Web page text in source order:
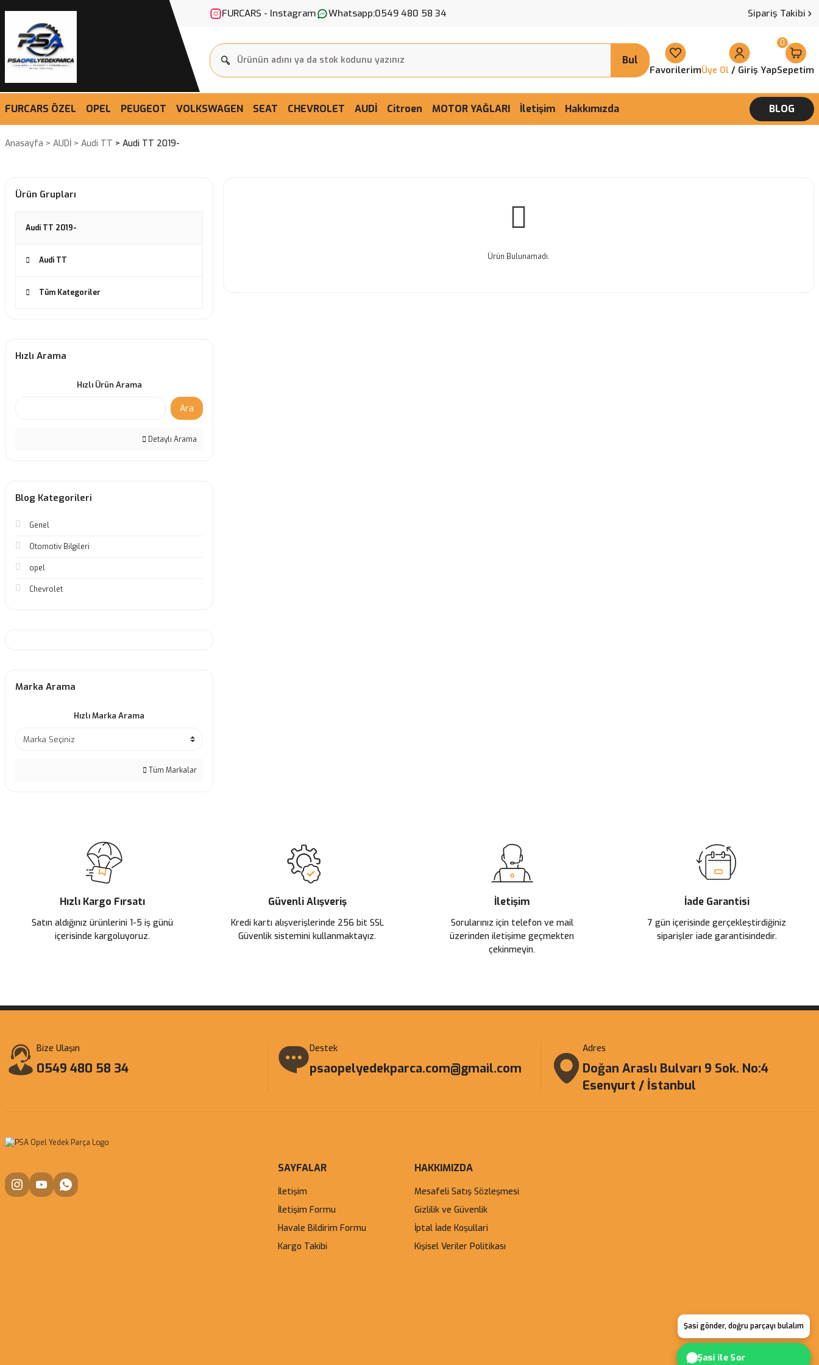
FURCARS - Instagram Whatsapp:0549 480 58 34 Sipariş Takibi
Bul
FavorilerimÜye Ol / Giriş YapSepetim
0
FURCARS ÖZEL OPEL PEUGEOT VOLKSWAGEN SEAT CHEVROLET AUDİ Citroen MOTOR YAĞLARI İletişim Hakkımızda BLOG
Anasayfa AUDİ Audi TT Audi TT 2019-
Ürün Grupları
Audi TT 2019-
Audi TT
Tüm Kategoriler
Hızlı Arama
Hızlı Ürün Arama
Ara
Detaylı Arama
Blog Kategorileri
Genel
Otomotiv Bilgileri
opel
Chevrolet
Marka Arama
Hızlı Marka Arama
Tüm Markalar
Ürün Bulunamadı.
Hızlı Kargo Fırsatı
Satın aldığınız ürünlerini 1-5 iş günü
içerisinde kargoluyoruz.
Güvenli Alışveriş
Kredi kartı alışverişlerinde 256 bit SSL
Güvenlik sistemini kullanmaktayız.
İletişim
Sorularınız için telefon ve mail
üzerinden iletişime geçmekten
çekinmeyin.
İade Garantisi
7 gün içerisinde gerçekleştirdiğiniz
siparişler iade garantisindedir.
Bize Ulaşın
0549 480 58 34
Destek
psaopelyedekparca.com@gmail.com
Adres
Doğan Araslı Bulvarı 9 Sok. No:4
Esenyurt / İstanbul
Şasi gönder, doğru parçayı bulalım
Şasi ile Sor
SAYFALAR
İletişim
İletişim Formu
Havale Bildirim Formu
Kargo Takibi
HAKKIMIZDA
Mesafeli Satış Sözleşmesi
Gizlilik ve Güvenlik
İptal İade Koşullari
Kişisel Veriler Politikası